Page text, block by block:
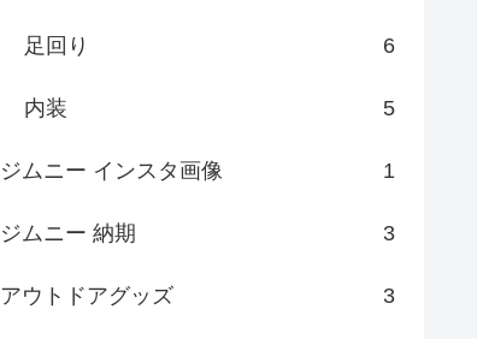
足回り 6
内装 5
ジムニー インスタ画像 1
ジムニー 納期 3
アウトドアグッズ 3